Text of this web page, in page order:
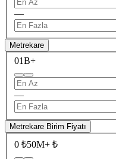
—
Metrekare
01B+
—
Metrekare Birim Fiyatı
0 ₺50M+ ₺